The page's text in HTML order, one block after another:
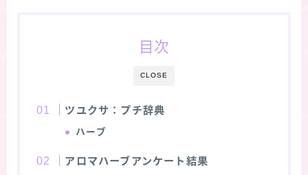
CLOSE
目次
ツユクサ：プチ辞典
ハーブ
アロマハーブアンケート結果